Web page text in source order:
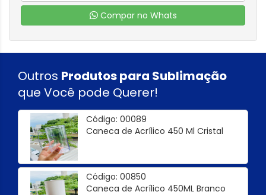
Compar no Whats
Outros Produtos para Sublimação
que Você pode Querer!
Código: 00089
Caneca de Acrílico 450 Ml Cristal
Código: 00850
Caneca de Acrílico 450ML Branco